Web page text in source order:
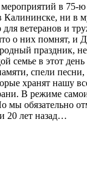
в 75-
ни в
ветеранов и
о них помнят, и
праздник,
семье в этот
спели
хранят нашу
В режиме
мы обязательно
20 лет назад…